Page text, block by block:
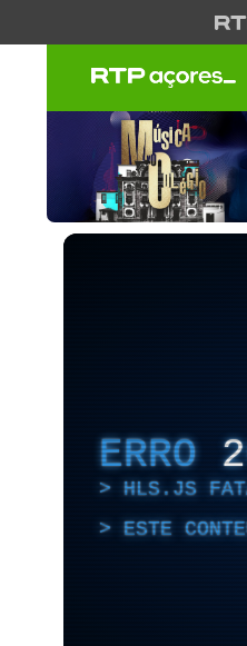
ERRO
HLS.JS
ESTE